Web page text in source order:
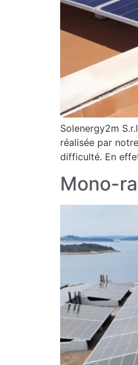
Solenergy2m
réalisée par
difficulté. En
Mono-